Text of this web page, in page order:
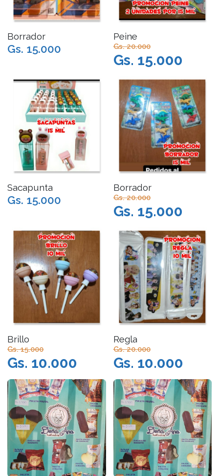
Borrador
Gs. 15.000
Peine
Gs. 20.000
Gs. 15.000
Sacapunta
Gs. 15.000
Borrador
Gs. 20.000
Gs. 15.000
Brillo
Gs. 15.000
Gs. 10.000
Regla
Gs. 20.000
Gs. 10.000